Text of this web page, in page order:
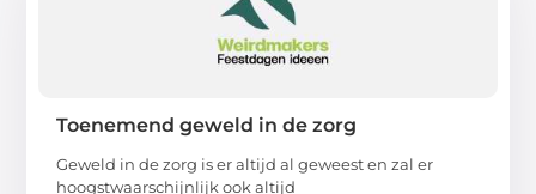
Toenemend geweld in de zorg
Geweld in de zorg is er altijd al geweest en zal er
hoogstwaarschijnlijk ook altijd